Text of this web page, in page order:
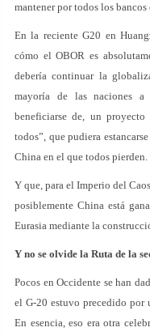
mantener por todos los bancos
En la reciente G20 en
cómo el OBOR es
debería continuar la
mayoría de las naciones
beneficiarse de, un
todos”, que pudiera
China en el que todos pierden.
Y que, para el Imperio del
posiblemente China está
Eurasia mediante la
Y no se olvide la Ruta de la
Pocos en Occidente se han
el G-20 estuvo precedido
En esencia, eso era otra